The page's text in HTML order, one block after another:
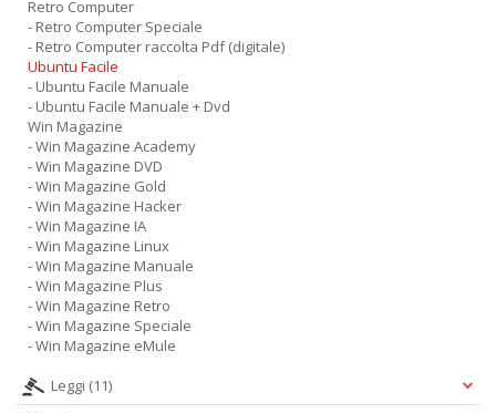
Retro Computer
- Retro Computer Speciale
- Retro Computer raccolta Pdf (digitale)
Ubuntu Facile
- Ubuntu Facile Manuale
- Ubuntu Facile Manuale + Dvd
Win Magazine
- Win Magazine Academy
- Win Magazine DVD
- Win Magazine Gold
- Win Magazine Hacker
- Win Magazine IA
- Win Magazine Linux
- Win Magazine Manuale
- Win Magazine Plus
- Win Magazine Retro
- Win Magazine Speciale
- Win Magazine eMule
Leggi (11)